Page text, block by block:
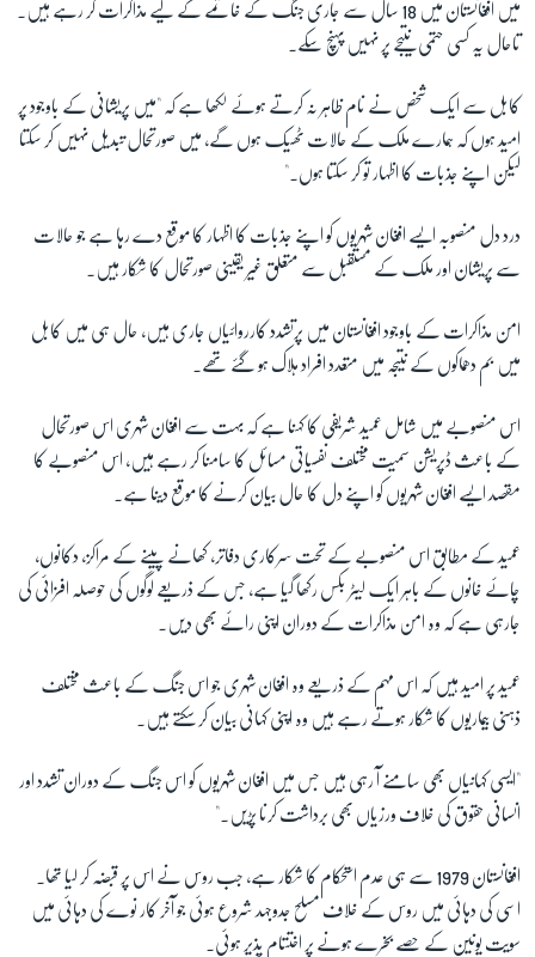
میں افغانستان میں 18 سال سے جاری جنگ کے خاتمے کے لیے مذاکرات کر رہے ہیں۔
تاحال یہ کسی حتمی نتیجے پر نہیں پہنچ سکے۔
کابل سے ایک شخص نے نام ظاہر نہ کرتے ہوئے لکھا ہے کہ "میں پریشانی کے باوجود پر
امید ہوں کہ ہمارے ملک کے حالات ٹھیک ہوں گے، میں صورتحال تبدیل نہیں کر سکتا
لیکن اپنے جذبات کا اظہار تو کر سکتا ہوں۔"
درد دل منصوبہ ایسے افغان شہریوں کو اپنے جذبات کا اظہار کا موقع دے رہا ہے جو حالات
سے پریشان اور ملک کے مستقبل سے متعلق غیر یقینی صورتحال کا شکار ہیں۔
امن مذاکرات کے باوجود افغانستان میں پرتشدد کارروائیاں جاری ہیں، حال ہی میں کابل
میں بم دھماکوں کے نتیجہ میں متعدد افراد ہلاک ہو گئے تھے۔
اس منصوبے میں شامل عمید شریفی کا کہنا ہے کہ بہت سے افغان شہری اس صورتحال
کے باعث ڈپریشن سمیت مختلف نفسیاتی مسائل کا سامنا کر رہے ہیں، اس منصوبے کا
مقصد ایسے افغان شہریوں کو اپنے دل کا حال بیان کرنے کا موقع دینا ہے۔
عمید کے مطابق اس منصوبے کے تحت سرکاری دفاتر، کھانے پینے کے مراکز، دکانوں،
چائے خانوں کے باہر ایک لیٹر بکس رکھا گیا ہے، جس کے ذریعے لوگوں کی حوصلہ افزائی کی
جارہی ہے کہ وہ امن مذاکرات کے دوران اپنی رائے بھی دیں۔
عمید پر امید ہیں کہ اس مہم کے ذریعے وہ افغان شہری جو اس جنگ کے باعث مختلف
ذہنی بیماریوں کا شکار ہوتے رہے ہیں وہ اپنی کہانی بیان کر سکتے ہیں۔
"ایسی کہانیاں بھی سامنے آ رہی ہیں جس میں افغان شہریوں کو اس جنگ کے دوران تشدد اور
انسانی حقوق کی خلاف ورزیاں بھی برداشت کرنا پڑیں۔"
افغانستان 1979 سے ہی عدم استحکام کا شکار ہے، جب روس نے اس پر قبضہ کر لیا تھا۔
اسی کی دہائی میں روس کے خلاف مسلح جدوجہد شروع ہوئی جو آخر کار نوے کی دہائی میں
سویت یونین کے حصے بخرے ہونے پر اختتام پذیر ہوئی۔